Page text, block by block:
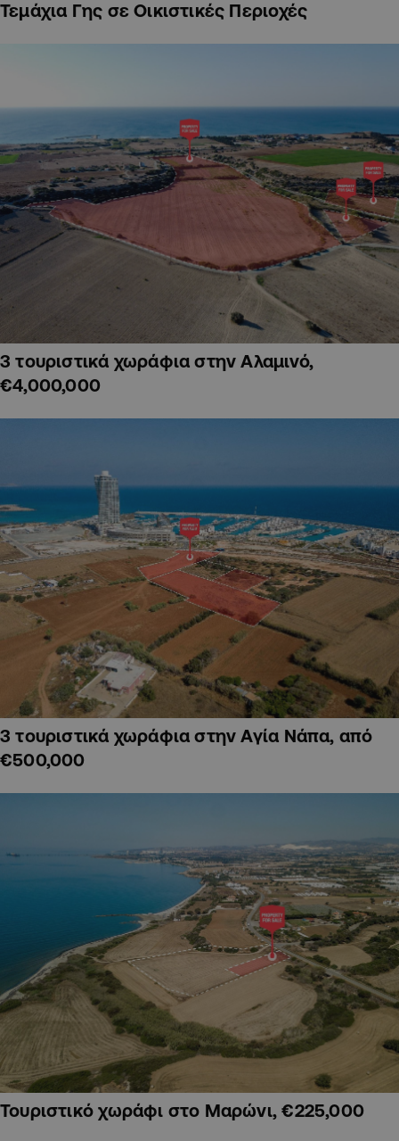
Τεμάχια Γης σε Οικιστικές Περιοχές
3 τουριστικά χωράφια στην Αλαμινό,
€4,000,000
3 τουριστικά χωράφια στην Αγία Νάπα, από
€500,000
Τουριστικό χωράφι στο Μαρώνι, €225,000